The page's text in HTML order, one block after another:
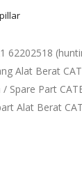
62202518
Alat Berat
Spare Part
Alat Berat